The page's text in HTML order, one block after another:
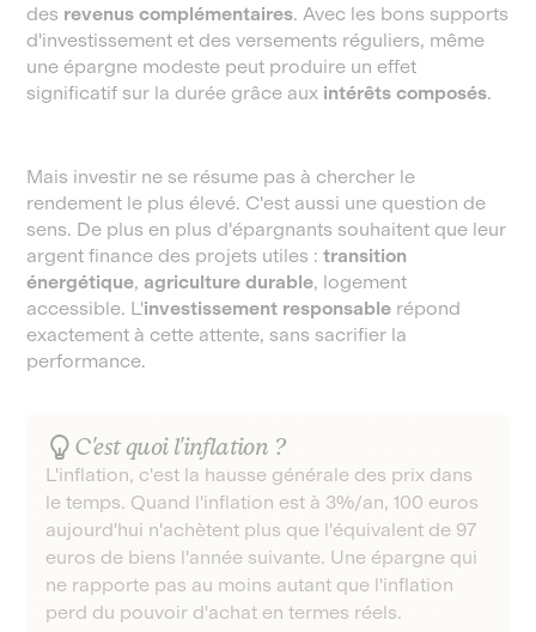
des revenus complémentaires. Avec les bons supports
d'investissement et des versements réguliers, même
une épargne modeste peut produire un effet
significatif sur la durée grâce aux intérêts composés.
Mais investir ne se résume pas à chercher le
rendement le plus élevé. C'est aussi une question de
sens. De plus en plus d'épargnants souhaitent que leur
argent finance des projets utiles :transition
énergétique,agriculture durable, logement
accessible. L'investissement responsable répond
exactement à cette attente, sans sacrifier la
performance.
C'est quoi l'inflation ?
L'inflation, c'est la hausse générale des prix dans
le temps. Quand l'inflation est à 3%/an, 100 euros
aujourd'hui n'achètent plus que l'équivalent de 97
euros de biens l'année suivante. Une épargne qui
ne rapporte pas au moins autant que l'inflation
perd du pouvoir d'achat en termes réels.